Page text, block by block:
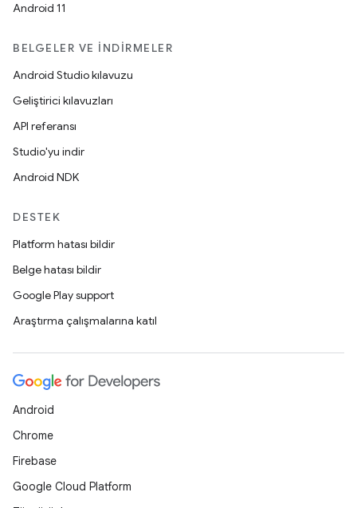
Android 11
BELGELER VE İNDIRMELER
Android Studio kılavuzu
Geliştirici kılavuzları
API referansı
Studio'yu indir
Android NDK
DESTEK
Platform hatası bildir
Belge hatası bildir
Google Play support
Araştırma çalışmalarına katıl
Android
Chrome
Firebase
Google Cloud Platform